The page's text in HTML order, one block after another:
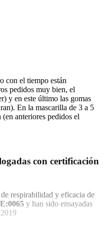
con el tiempo están
pedidos muy bien, el
y en este último las gomas
En la mascarilla de 3 a 5
anteriores pedidos el
con certificación
respirabilidad y eficacia de
y han sido ensayadas